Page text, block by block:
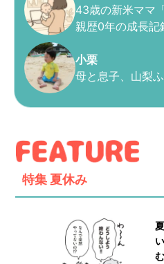
43歳の新米ママ
親歴0年の成長記
小栗
母と息子、山梨
特集 夏休み